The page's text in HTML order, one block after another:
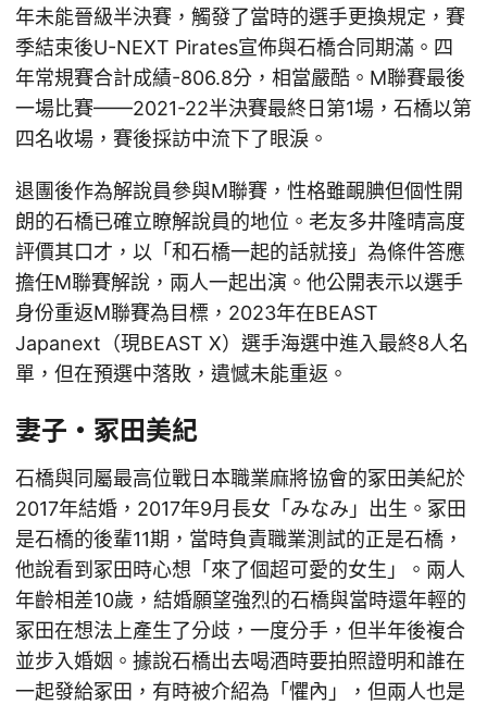
年未能晉級半決賽，觸發了當時的選手更換規定，賽
季結束後U-NEXT Pirates宣佈與石橋合同期滿。四
年常規賽合計成績-806.8分，相當嚴酷。M聯賽最後
一場比賽——2021-22半決賽最終日第1場，石橋以第
四名收場，賽後採訪中流下了眼淚。
退團後作為解說員參與M聯賽，性格雖靦腆但個性開
朗的石橋已確立瞭解說員的地位。老友多井隆晴高度
評價其口才，以「和石橋一起的話就接」為條件答應
擔任M聯賽解說，兩人一起出演。他公開表示以選手
身份重返M聯賽為目標，2023年在BEAST
Japanext（現BEAST X）選手海選中進入最終8人名
單，但在預選中落敗，遺憾未能重返。
妻子・冢田美紀
石橋與同屬最高位戰日本職業麻將協會的冢田美紀於
2017年結婚，2017年9月長女「みなみ」出生。冢田
是石橋的後輩11期，當時負責職業測試的正是石橋，
他說看到冢田時心想「來了個超可愛的女生」。兩人
年齡相差10歲，結婚願望強烈的石橋與當時還年輕的
冢田在想法上產生了分歧，一度分手，但半年後複合
並步入婚姻。據說石橋出去喝酒時要拍照證明和誰在
一起發給冢田，有時被介紹為「懼內」，但兩人也是